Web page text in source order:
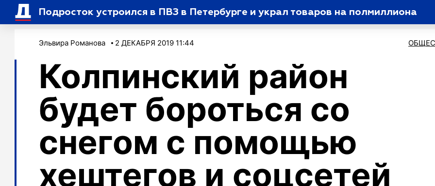
Подросток устроился в ПВЗ в Петербурге и украл товаров на полмиллиона
Эльвира Романова 2 ДЕКАБРЯ 2019 11:44
Колпинский район
будет бороться со
снегом с помощью
хештегов и соцсетей